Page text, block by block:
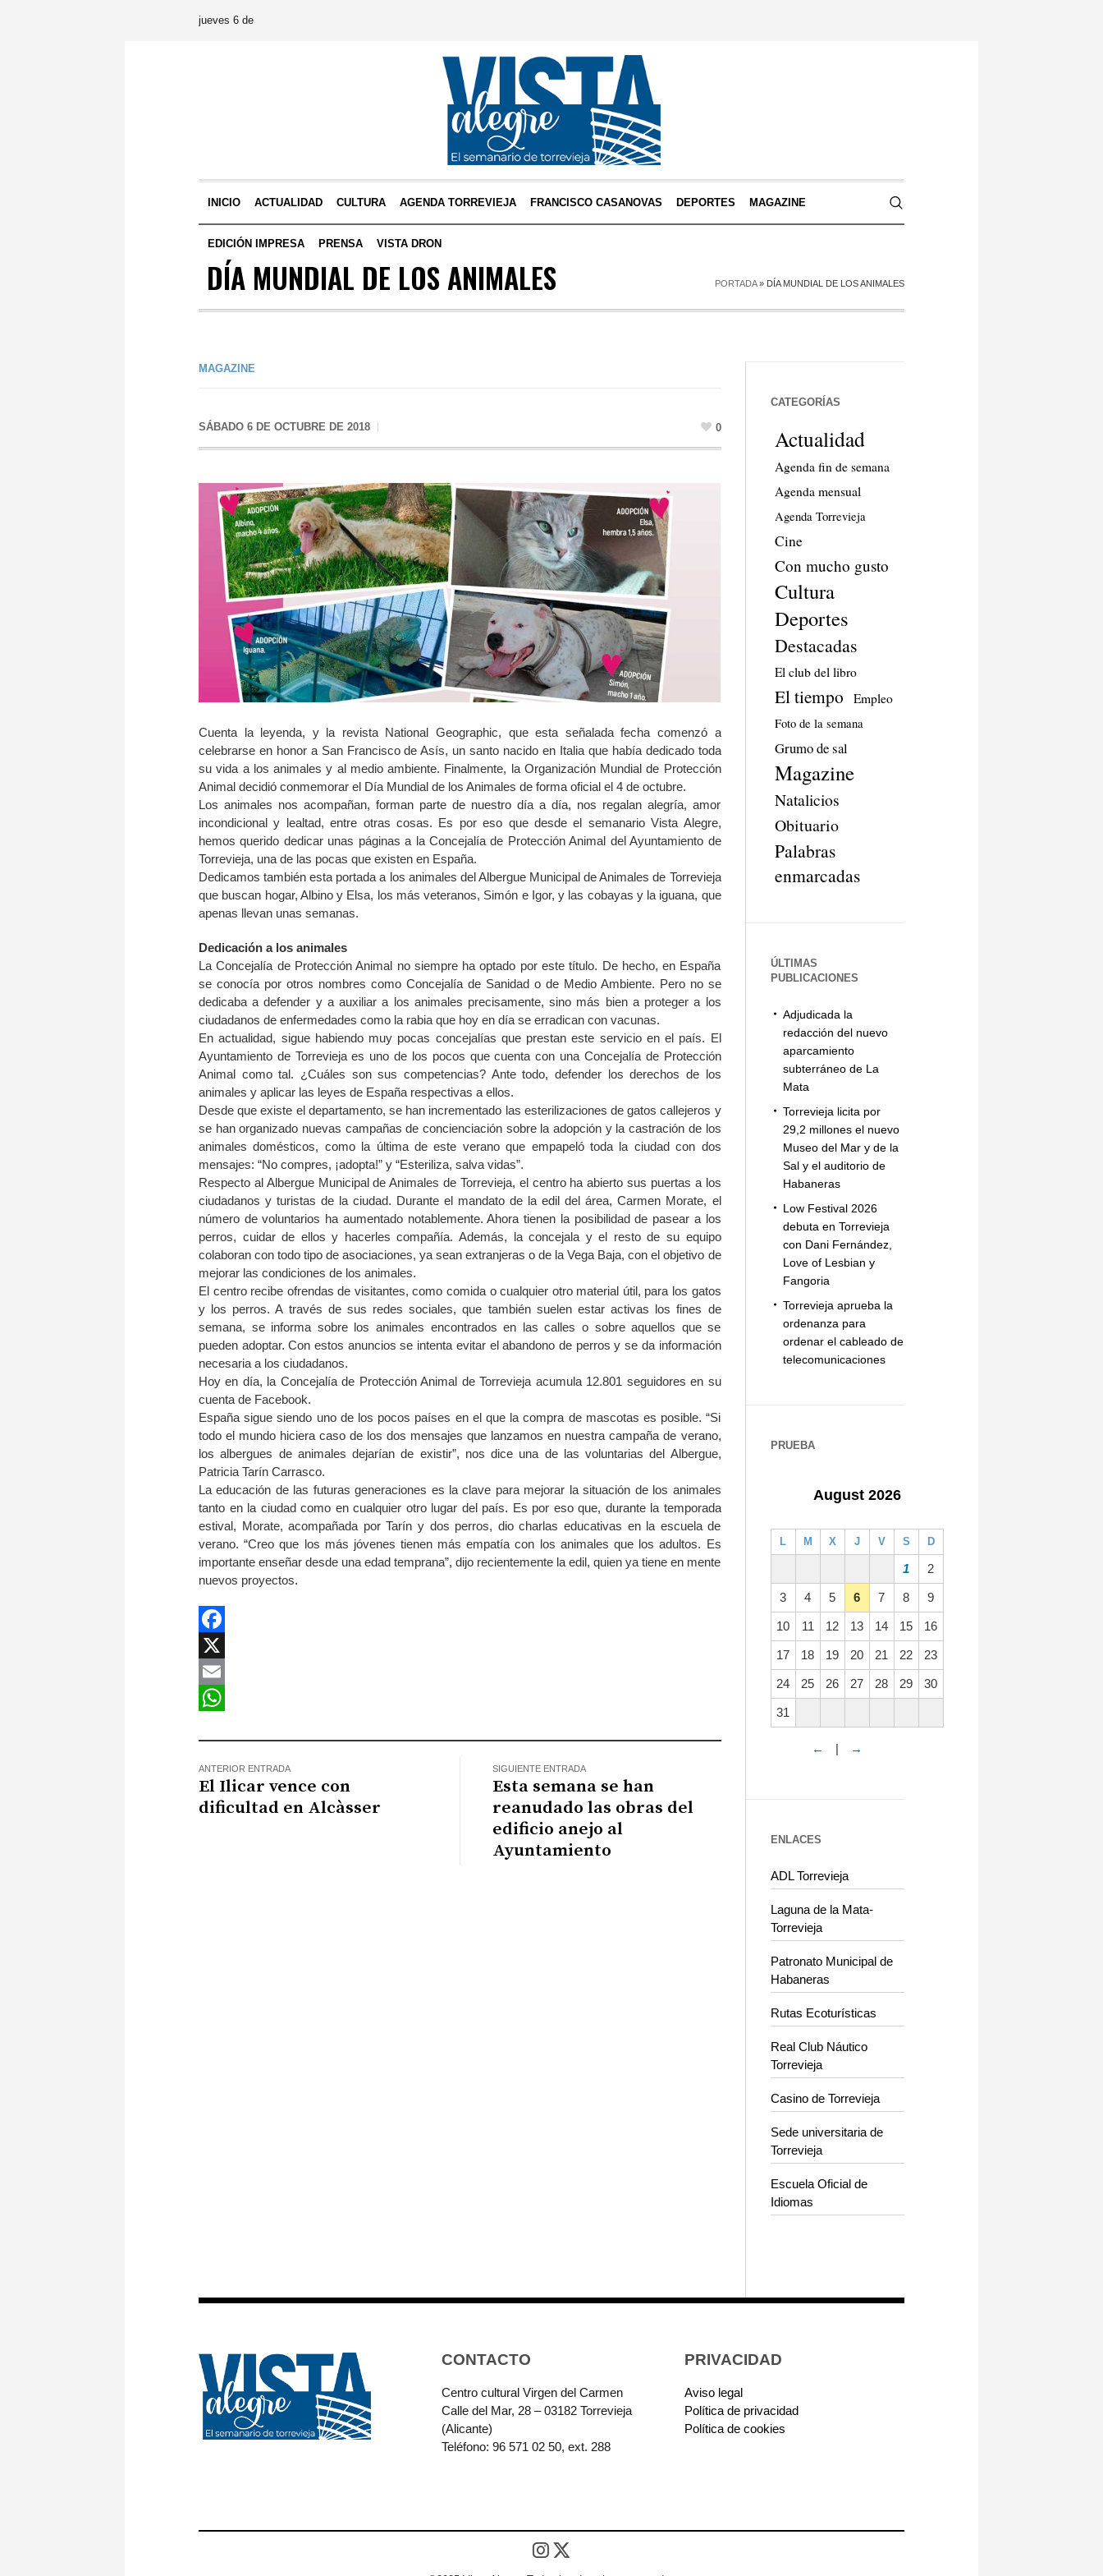
jueves 6 de
INICIO ACTUALIDAD CULTURA AGENDA TORREVIEJA FRANCISCO CASANOVAS DEPORTES MAGAZINE
EDICIÓN IMPRESA PRENSA VISTA DRON
DÍA MUNDIAL DE LOS ANIMALES PORTADA» DÍA MUNDIAL DE LOS ANIMALES
MAGAZINE
SÁBADO 6 DE OCTUBRE DE 2018 0
Cuenta la leyenda, y la revista National Geographic, que esta señalada fecha comenzó a
celebrarse en honor a San Francisco de Asís, un santo nacido en Italia que había dedicado toda
su vida a los animales y al medio ambiente. Finalmente, la Organización Mundial de Protección
Animal decidió conmemorar el Día Mundial de los Animales de forma oficial el 4 de octubre.
Los animales nos acompañan, forman parte de nuestro día a día, nos regalan alegría, amor
incondicional y lealtad, entre otras cosas. Es por eso que desde el semanario Vista Alegre,
hemos querido dedicar unas páginas a la Concejalía de Protección Animal del Ayuntamiento de
Torrevieja, una de las pocas que existen en España.
Dedicamos también esta portada a los animales del Albergue Municipal de Animales de Torrevieja
que buscan hogar, Albino y Elsa, los más veteranos, Simón e Igor, y las cobayas y la iguana, que
apenas llevan unas semanas.
Dedicación a los animales
La Concejalía de Protección Animal no siempre ha optado por este título. De hecho, en España
se conocía por otros nombres como Concejalía de Sanidad o de Medio Ambiente. Pero no se
dedicaba a defender y a auxiliar a los animales precisamente, sino más bien a proteger a los
ciudadanos de enfermedades como la rabia que hoy en día se erradican con vacunas.
En actualidad, sigue habiendo muy pocas concejalías que prestan este servicio en el país. El
Ayuntamiento de Torrevieja es uno de los pocos que cuenta con una Concejalía de Protección
Animal como tal. ¿Cuáles son sus competencias? Ante todo, defender los derechos de los
animales y aplicar las leyes de España respectivas a ellos.
Desde que existe el departamento, se han incrementado las esterilizaciones de gatos callejeros y
se han organizado nuevas campañas de concienciación sobre la adopción y la castración de los
animales domésticos, como la última de este verano que empapeló toda la ciudad con dos
mensajes: “No compres, ¡adopta!” y “Esteriliza, salva vidas”.
Respecto al Albergue Municipal de Animales de Torrevieja, el centro ha abierto sus puertas a los
ciudadanos y turistas de la ciudad. Durante el mandato de la edil del área, Carmen Morate, el
número de voluntarios ha aumentado notablemente. Ahora tienen la posibilidad de pasear a los
perros, cuidar de ellos y hacerles compañía. Además, la concejala y el resto de su equipo
colaboran con todo tipo de asociaciones, ya sean extranjeras o de la Vega Baja, con el objetivo de
mejorar las condiciones de los animales.
El centro recibe ofrendas de visitantes, como comida o cualquier otro material útil, para los gatos
y los perros. A través de sus redes sociales, que también suelen estar activas los fines de
semana, se informa sobre los animales encontrados en las calles o sobre aquellos que se
pueden adoptar. Con estos anuncios se intenta evitar el abandono de perros y se da información
necesaria a los ciudadanos.
Hoy en día, la Concejalía de Protección Animal de Torrevieja acumula 12.801 seguidores en su
cuenta de Facebook.
España sigue siendo uno de los pocos países en el que la compra de mascotas es posible. “Si
todo el mundo hiciera caso de los dos mensajes que lanzamos en nuestra campaña de verano,
los albergues de animales dejarían de existir”, nos dice una de las voluntarias del Albergue,
Patricia Tarín Carrasco.
La educación de las futuras generaciones es la clave para mejorar la situación de los animales
tanto en la ciudad como en cualquier otro lugar del país. Es por eso que, durante la temporada
estival, Morate, acompañada por Tarín y dos perros, dio charlas educativas en la escuela de
verano. “Creo que los más jóvenes tienen más empatía con los animales que los adultos. Es
importante enseñar desde una edad temprana”, dijo recientemente la edil, quien ya tiene en mente
nuevos proyectos.
Facebook
X
Email
ANTERIOR ENTRADA
El Ilicar vence con
dificultad en Alcàsser
SIGUIENTE ENTRADA
Esta semana se han
reanudado las obras del
edificio anejo al
Ayuntamiento
CATEGORÍAS
Actualidad
Agenda fin de semana
Agenda mensual
Agenda Torrevieja
Cine
Con mucho gusto
Cultura
Deportes
Destacadas
El club del libro
El tiempo Empleo
Foto de la semana
Grumo de sal
Magazine
Natalicios
Obituario
Palabras
enmarcadas
ÚLTIMAS
PUBLICACIONES
Adjudicada la
redacción del nuevo
aparcamiento
subterráneo de La
Mata
Torrevieja licita por
29,2 millones el nuevo
Museo del Mar y de la
Sal y el auditorio de
Habaneras
Low Festival 2026
debuta en Torrevieja
con Dani Fernández,
Love of Lesbian y
Fangoria
Torrevieja aprueba la
ordenanza para
ordenar el cableado de
telecomunicaciones
PRUEBA
August 2026
L M X J V S D
1 2
3 4 5 6 7 8 9
10 11 12 13 14 15 16
17 18 19 20 21 22 23
24 25 26 27 28 29 30
31
← | →
ENLACES
ADL Torrevieja
Laguna de la Mata-
Torrevieja
Patronato Municipal de
Habaneras
Rutas Ecoturísticas
Real Club Náutico
Torrevieja
Casino de Torrevieja
Sede universitaria de
Torrevieja
Escuela Oficial de
Idiomas
CONTACTO
Centro cultural Virgen del Carmen
Calle del Mar, 28 – 03182 Torrevieja
(Alicante)
Teléfono: 96 571 02 50, ext. 288
PRIVACIDAD
Aviso legal
Política de privacidad
Política de cookies